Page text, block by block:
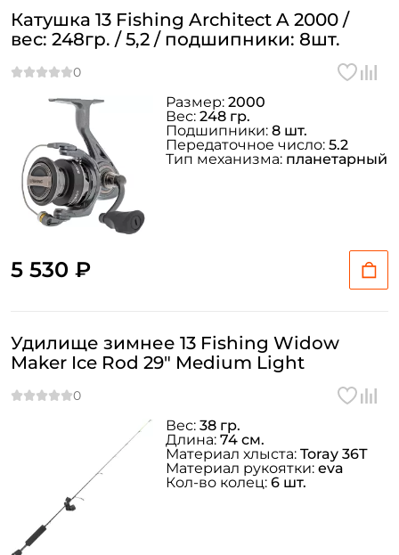
Катушка 13 Fishing Architect A 2000 /
вес: 248гр. / 5,2 / подшипники: 8шт.
5 530 ₽
Размер: 2000
Вес: 248 гр.
Подшипники: 8 шт.
Передаточное число: 5.2
Тип механизма: планетарный
Удилище зимнее 13 Fishing Widow
Maker Ice Rod 29" Medium Light
Вес: 38 гр.
Длина: 74 см.
Материал хлыста: Toray 36Т
Материал рукоятки: eva
Кол-во колец: 6 шт.